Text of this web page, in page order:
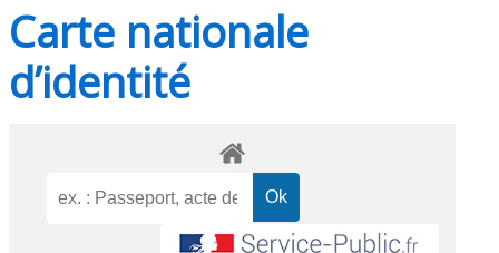
Carte nationale
d’identité